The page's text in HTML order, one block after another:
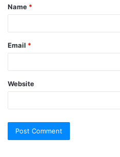
*
Name *
Email *
Website